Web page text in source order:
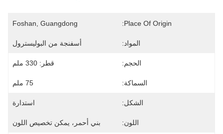
Place Of Origin:
Foshan, Guangdong
المواد: أسفنجة من البوليسترول
الحجم: قطر: 330 ملم
السماكة: 75 ملم
الشكل: استدارة
اللون: بني أحمر، يمكن تخصيص اللون